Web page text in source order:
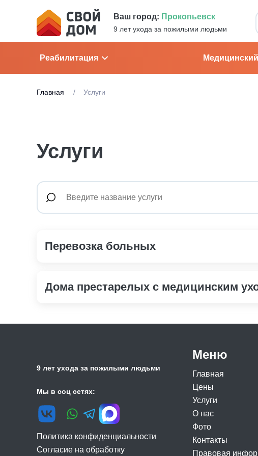
Ваш город: Прокопьевск
9 лет ухода за пожилыми людьми
Реабилитация
Главная Услуги
Услуги
Перевозка больных
Дома престарелых с медицинским
Пансионат для пожилых с болезнью Паркинсона
9 лет ухода за пожилыми людьми
Мы в соц сетях:
Политика конфиденциальности
Согласие на обработку
Меню
Главная
Цены
Услуги
О нас
Фото
Контакты
Правовая